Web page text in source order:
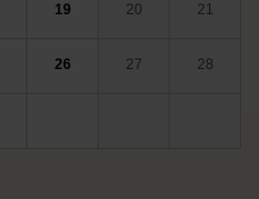
19 20 21
26 27 28